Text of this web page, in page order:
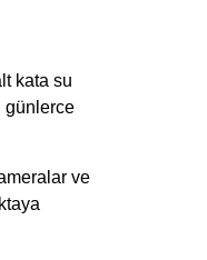
kata su
günlerce
ve